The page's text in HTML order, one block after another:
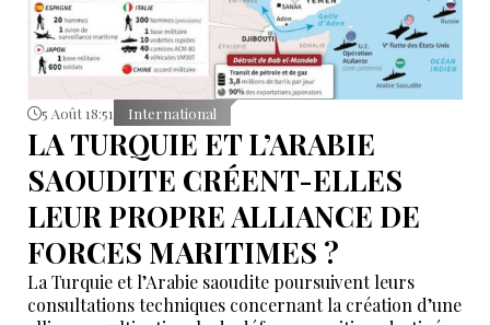
5 Août 18:51 International
LA TURQUIE ET L’ARABIE
SAOUDITE CRÉENT-ELLES
LEUR PROPRE ALLIANCE DE
FORCES MARITIMES ?
La Turquie et l’Arabie saoudite poursuivent leurs
consultations techniques concernant la création d’une